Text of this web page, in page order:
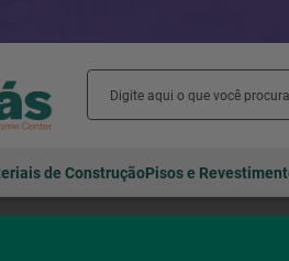
de ConstruçãoPisos e